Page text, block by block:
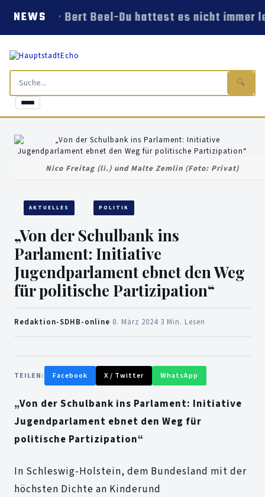
NEWS Bert Beel-Du hattest es nicht immer
🔍
Nico Freitag (li.) und Malte Zemlin (Foto: Privat)
AKTUELLES POLITIK
„Von der Schulbank ins
Parlament: Initiative
Jugendparlament ebnet den Weg
für politische Partizipation“
Redaktion-SDHB-online 8. März 2024 3 Min. Lesen
TEILEN: Facebook X / Twitter WhatsApp
„Von der Schulbank ins Parlament: Initiative
Jugendparlament ebnet den Weg für
politische Partizipation“
In Schleswig-Holstein, dem Bundesland mit der
höchsten Dichte an Kinderund